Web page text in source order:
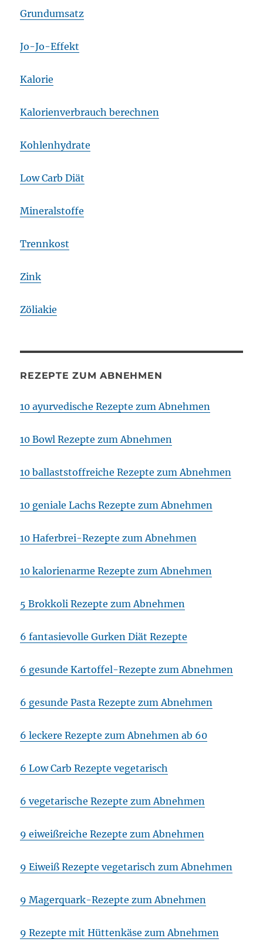
Grundumsatz
Jo-Jo-Effekt
Kalorie
Kalorienverbrauch berechnen
Kohlenhydrate
Low Carb Diät
Mineralstoffe
Trennkost
Zink
Zöliakie
REZEPTE ZUM ABNEHMEN
10 ayurvedische Rezepte zum Abnehmen
10 Bowl Rezepte zum Abnehmen
10 ballaststoffreiche Rezepte zum Abnehmen
10 geniale Lachs Rezepte zum Abnehmen
10 Haferbrei-Rezepte zum Abnehmen
10 kalorienarme Rezepte zum Abnehmen
5 Brokkoli Rezepte zum Abnehmen
6 fantasievolle Gurken Diät Rezepte
6 gesunde Kartoffel-Rezepte zum Abnehmen
6 gesunde Pasta Rezepte zum Abnehmen
6 leckere Rezepte zum Abnehmen ab 60
6 Low Carb Rezepte vegetarisch
6 vegetarische Rezepte zum Abnehmen
9 eiweißreiche Rezepte zum Abnehmen
9 Eiweiß Rezepte vegetarisch zum Abnehmen
9 Magerquark-Rezepte zum Abnehmen
9 Rezepte mit Hüttenkäse zum Abnehmen